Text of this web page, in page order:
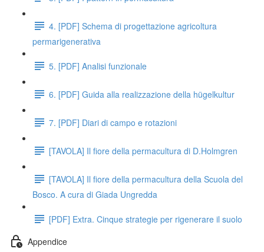
4. [PDF] Schema di progettazione agricoltura
permarigenerativa
5. [PDF] Analisi funzionale
6. [PDF] Guida alla realizzazione della hügelkultur
7. [PDF] Diari di campo e rotazioni
[TAVOLA] Il fiore della permacultura di D.Holmgren
[TAVOLA] Il fiore della permacultura della Scuola del
Bosco. A cura di Giada Ungredda
[PDF] Extra. Cinque strategie per rigenerare il suolo
Appendice